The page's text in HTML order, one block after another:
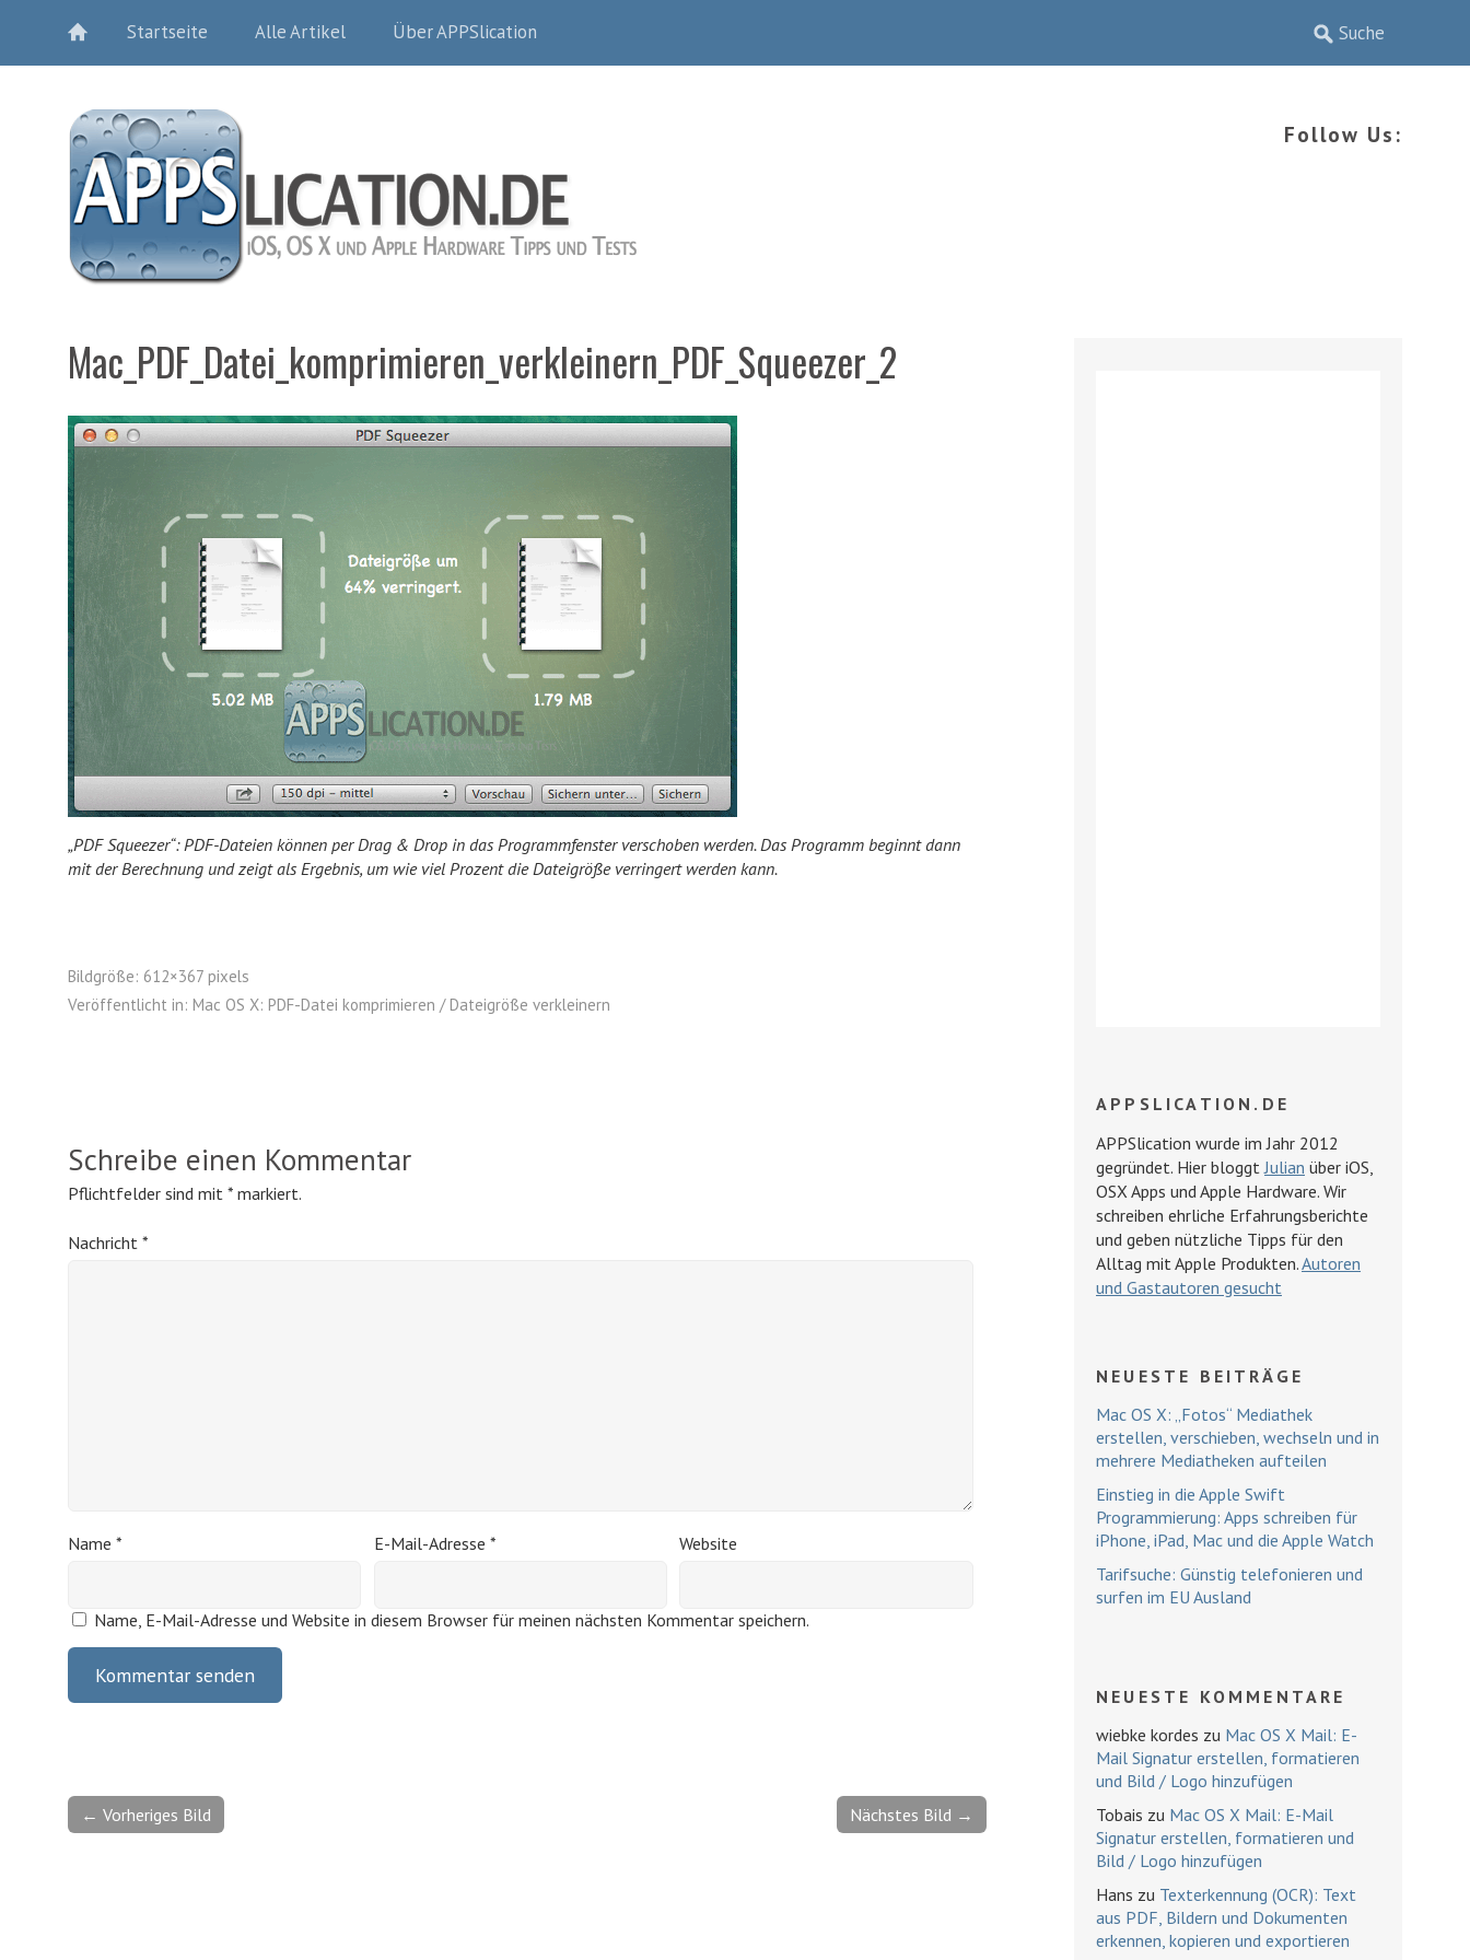
Startseite Alle Artikel Über APPSlication
Follow Us:
Mac_PDF_Datei_komprimieren_verkleinern_PDF_Squeezer_2
„PDF Squeezer“: PDF-Dateien können per Drag & Drop in das Programmfenster verschoben werden. Das Programm beginnt dann
mit der Berechnung und zeigt als Ergebnis, um wie viel Prozent die Dateigröße verringert werden kann.
Bildgröße: 612×367 pixels
Veröffentlicht in: Mac OS X: PDF-Datei komprimieren / Dateigröße verkleinern
Schreibe einen Kommentar
Pflichtfelder sind mit * markiert.
Nachricht *
Name * E-Mail-Adresse * Website
Name, E-Mail-Adresse und Website in diesem Browser für meinen nächsten Kommentar speichern.
← Vorheriges Bild Nächstes Bild →
APPSLICATION.DE
APPSlication wurde im Jahr 2012
gegründet. Hier bloggtJulian über iOS,
OSX Apps und Apple Hardware. Wir
schreiben ehrliche Erfahrungsberichte
und geben nützliche Tipps für den
Alltag mit Apple Produkten.Autoren
und Gastautoren gesucht
NEUESTE BEITRÄGE
Mac OS X: „Fotos“ Mediathek
erstellen, verschieben, wechseln und in
mehrere Mediatheken aufteilen
Einstieg in die Apple Swift
Programmierung: Apps schreiben für
iPhone, iPad, Mac und die Apple Watch
Tarifsuche: Günstig telefonieren und
surfen im EU Ausland
NEUESTE KOMMENTARE
wiebke kordes zu Mac OS X Mail: E-
Mail Signatur erstellen, formatieren
und Bild / Logo hinzufügen
Tobais zu Mac OS X Mail: E-Mail
Signatur erstellen, formatieren und
Bild / Logo hinzufügen
Hans zu Texterkennung (OCR): Text
aus PDF, Bildern und Dokumenten
erkennen, kopieren und exportieren